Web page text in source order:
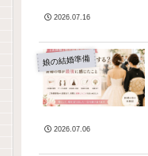
2026.07.16
娘の結婚準備
2026.07.06